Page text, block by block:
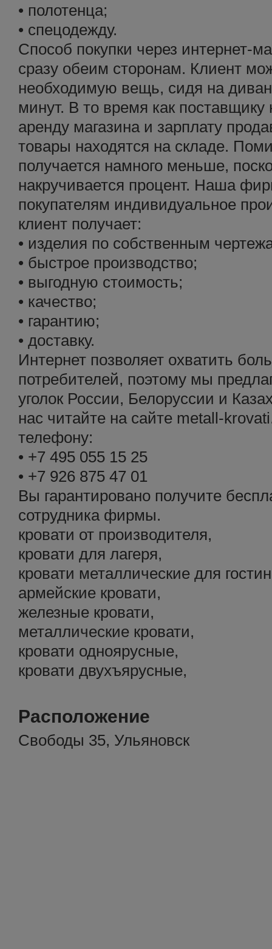
• полотенца;
• спецодежду.
Способ покупки через интернет-
сразу обеим сторонам. Клиент
необходимую вещь, сидя на
минут. В то время как поставщику
аренду магазина и зарплату
товары находятся на складе.
получается намного меньше,
накручивается процент. Наша
покупателям индивидуальное
клиент получает:
• изделия по собственным
• быстрое производство;
• выгодную стоимость;
• качество;
• гарантию;
• доставку.
Интернет позволяет охватить
потребителей, поэтому мы
уголок России, Белоруссии и
нас читайте на сайте metall-
телефону:
• +7 495 055 15 25
• +7 926 875 47 01
Вы гарантировано получите
сотрудника фирмы.
кровати от производителя,
кровати для лагеря,
кровати металлические для
армейские кровати,
железные кровати,
металлические кровати,
кровати одноярусные,
кровати двухъярусные,
Расположение
Свободы 35, Ульяновск